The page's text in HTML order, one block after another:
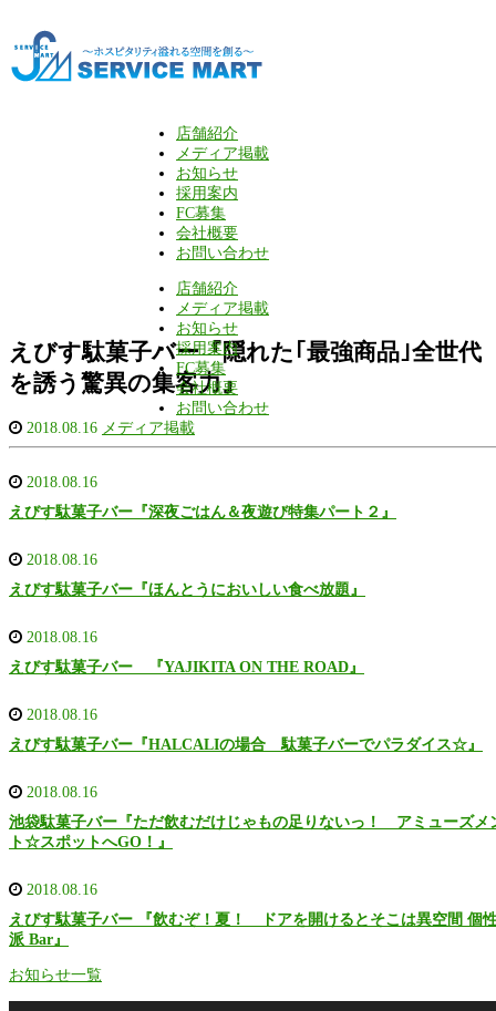
店舗紹介
メディア掲載
お知らせ
採用案内
FC募集
会社概要
お問い合わせ
店舗紹介
メディア掲載
お知らせ
採用案内
FC募集
会社概要
お問い合わせ
えびす駄菓子バー『隠れた｢最強商品｣全世代
を誘う驚異の集客力』
2018.08.16 メディア掲載
2018.08.16
えびす駄菓子バー『深夜ごはん＆夜遊び特集パート２』
2018.08.16
えびす駄菓子バー『ほんとうにおいしい食べ放題』
2018.08.16
えびす駄菓子バー 『YAJIKITA ON THE ROAD』
2018.08.16
えびす駄菓子バー『HALCALIの場合 駄菓子バーでパラダイス☆』
2018.08.16
池袋駄菓子バー『ただ飲むだけじゃもの足りないっ！ アミューズメ
ト☆スポットへGO！』
2018.08.16
えびす駄菓子バー 『飲むぞ！夏！ ドアを開けるとそこは異空間 個
派 Bar』
お知らせ一覧